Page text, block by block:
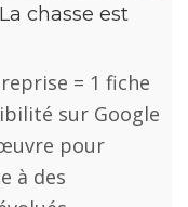
chasse est
= 1 fiche
sur Google
pour
à des